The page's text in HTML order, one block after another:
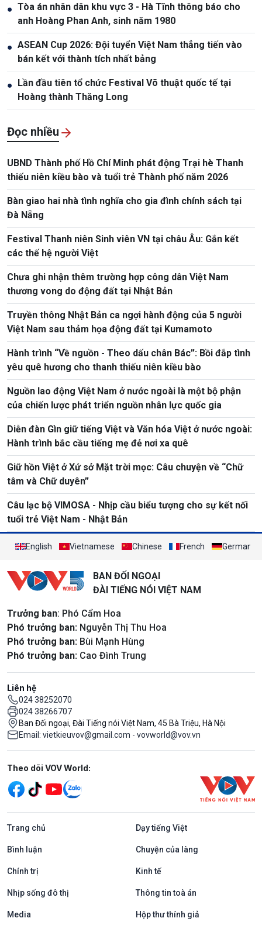
● Tòa án nhân dân khu vực 3 - Hà Tĩnh thông báo cho
anh Hoàng Phan Anh, sinh năm 1980
● ASEAN Cup 2026: Đội tuyển Việt Nam thẳng tiến vào
bán kết với thành tích nhất bảng
● Lần đầu tiên tổ chức Festival Võ thuật quốc tế tại
Hoàng thành Thăng Long
Đọc nhiều
UBND Thành phố Hồ Chí Minh phát động Trại hè Thanh
thiếu niên kiều bào và tuổi trẻ Thành phố năm 2026
Bàn giao hai nhà tình nghĩa cho gia đình chính sách tại
Đà Nẵng
Festival Thanh niên Sinh viên VN tại châu Âu: Gắn kết
các thế hệ người Việt
Chưa ghi nhận thêm trường hợp công dân Việt Nam
thương vong do động đất tại Nhật Bản
Truyền thông Nhật Bản ca ngợi hành động của 5 người
Việt Nam sau thảm họa động đất tại Kumamoto
Hành trình “Về nguồn - Theo dấu chân Bác”: Bồi đắp tình
yêu quê hương cho thanh thiếu niên kiều bào
Nguồn lao động Việt Nam ở nước ngoài là một bộ phận
của chiến lược phát triển nguồn nhân lực quốc gia
Diễn đàn Gìn giữ tiếng Việt và Văn hóa Việt ở nước ngoài:
Hành trình bắc cầu tiếng mẹ đẻ nơi xa quê
Giữ hồn Việt ở Xứ sở Mặt trời mọc: Câu chuyện về “Chữ
tâm và Chữ duyên”
Câu lạc bộ VIMOSA - Nhịp cầu biểu tượng cho sự kết nối
tuổi trẻ Việt Nam - Nhật Bản
English Vietnamese Chinese French German
BAN ĐỐI NGOẠI
ĐÀI TIẾNG NÓI VIỆT NAM
Trưởng ban: Phó Cẩm Hoa
Phó trưởng ban: Nguyễn Thị Thu Hoa
Phó trưởng ban: Bùi Mạnh Hùng
Phó trưởng ban: Cao Đình Trung
Liên hệ
024 38252070
024 38266707
Ban Đối ngoại, Đài Tiếng nói Việt Nam, 45 Bà Triệu, Hà Nội
Email: vietkieuvov@gmail.com - vovworld@vov.vn
Mạng xã hội
Theo dõi VOV World:
Trang chủ Dạy tiếng Việt
Bình luận Chuyện của làng
Chính trị Kinh tế
Nhịp sống đô thị Thông tin toà án
Media Hộp thư thính giả